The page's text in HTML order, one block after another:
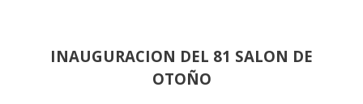
INAUGURACION DEL 81 SALON DE
OTOÑO